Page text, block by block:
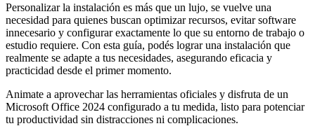
Personalizar la instalación es más que un lujo, se vuelve una
necesidad para quienes buscan optimizar recursos, evitar software
innecesario y configurar exactamente lo que su entorno de trabajo o
estudio requiere. Con esta guía, podés lograr una instalación que
realmente se adapte a tus necesidades, asegurando eficacia y
practicidad desde el primer momento.
Animate a aprovechar las herramientas oficiales y disfruta de un
Microsoft Office 2024 configurado a tu medida, listo para potenciar
tu productividad sin distracciones ni complicaciones.